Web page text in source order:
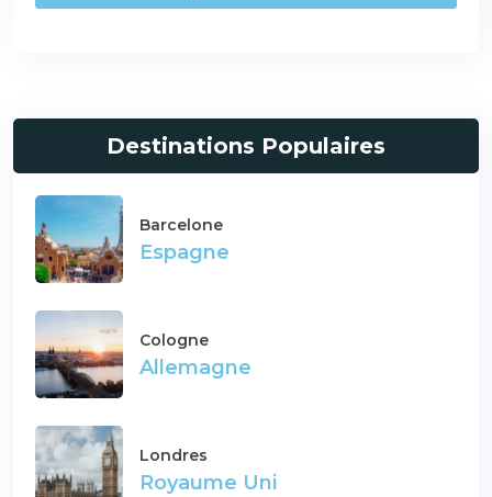
Destinations Populaires
Barcelone
Espagne
Cologne
Allemagne
Londres
Royaume Uni